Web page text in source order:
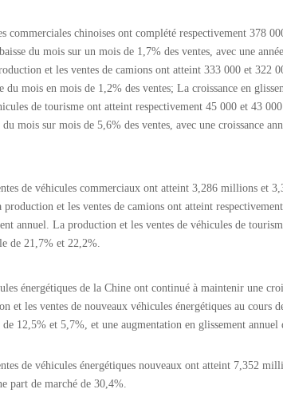
chinoises ont complété respectivement 378
du mois sur un mois de 1,7% des ventes, avec une
et les ventes de camions ont atteint 333 000 et 322
mois en mois de 1,2% des ventes; La croissance en
de tourisme ont atteint respectivement 45 000 et 43
mois sur mois de 5,6% des ventes, avec une croissance
de véhicules commerciaux ont atteint 3,286 millions et
et les ventes de camions ont atteint
annuel. La production et les ventes de véhicules de
de 21,7% et 22,2%.
énergétiques de la Chine ont continué à maintenir une
et les ventes de nouveaux véhicules énergétiques au cours
12,5% et 5,7%, et une augmentation en glissement
de véhicules énergétiques nouveaux ont atteint 7,352
part de marché de 30,4%.